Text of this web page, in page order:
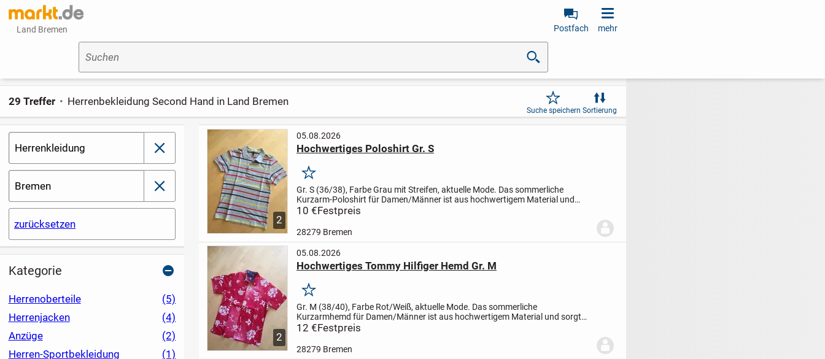
Land Bremen Postfach mehr
Suchen
Herrenkleidung schließen
Bremen schließen
zurücksetzen
29 Treffer Herrenbekleidung Second Hand in Land Bremen
Suche speichern Sortierung
2
05.08.2026
Hochwertiges Poloshirt Gr. S
Merken
Gr. S (36/38), Farbe Grau mit Streifen, aktuelle Mode. Das sommerliche
Kurzarm-Poloshirt für Damen/Männer ist aus hochwertigem Material und
sorgt für ein Plus an Tragekomfort, ein Hingucker für die...
10 €Festpreis
28279 Bremen
2
05.08.2026
Hochwertiges Tommy Hilfiger Hemd Gr. M
Merken
Gr. M (38/40), Farbe Rot/Weiß, aktuelle Mode. Das sommerliche
Kurzarmhemd für Damen/Männer ist aus hochwertigem Material und sorgt
für ein Plus an Tragekomfort, ein Hingucker für die Freizeit. Mit...
12 €Festpreis
28279 Bremen
Kategorie
Herrenoberteile
(5)
Herrenjacken
(4)
Anzüge
(2)
Herren-Sportbekleidung
(1)